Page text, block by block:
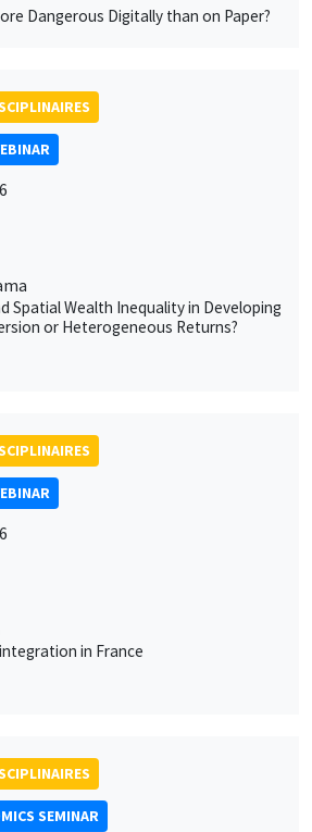
in France
SEMINAR
Marriage: The Impact of the 1907
and Family Formation